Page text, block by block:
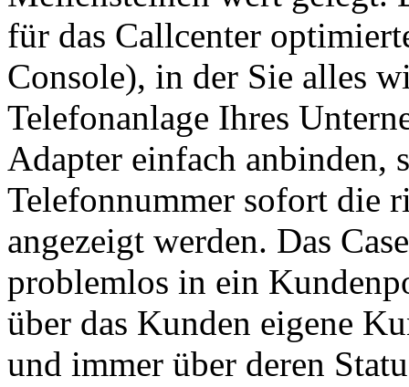
für das Callcenter
Console), in der Sie alles
Telefonanlage Ihres
Adapter einfach anbinden,
Telefonnummer sofort die
angezeigt werden. Das
problemlos in ein
über das Kunden eigene
und immer über deren